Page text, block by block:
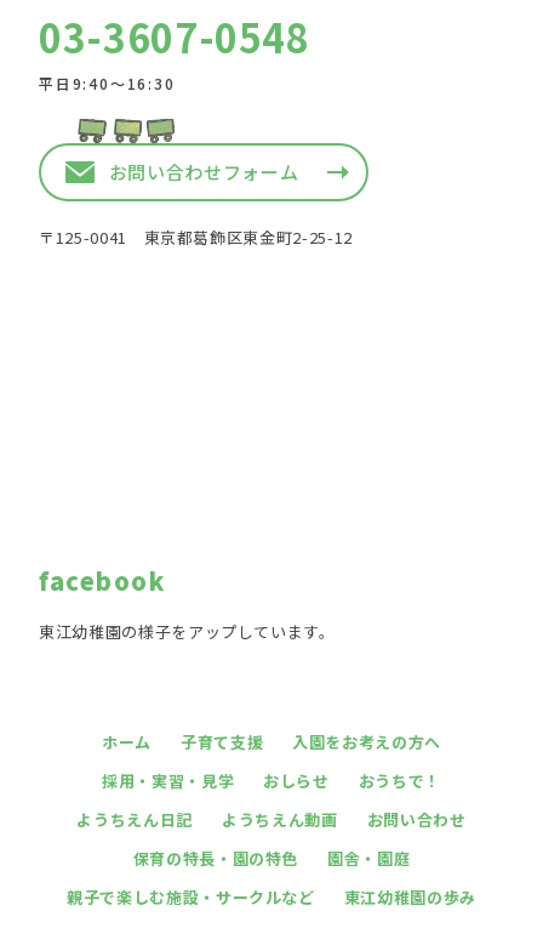
03-3607-0548
平日9:40〜16:30
お問い合わせフォーム
〒125-0041 東京都葛飾区東金町2-25-12
facebook
東江幼稚園の様子をアップしています。
ホーム 子育て支援
入園をお考えの方へ
採用・実習・見学
おしらせ
おうちで！
ようちえん日記
ようちえん動画
お問い合わせ
保育の特長・園の特色
園舎・園庭
親子で楽しむ施設・サークルなど
東江幼稚園の歩み